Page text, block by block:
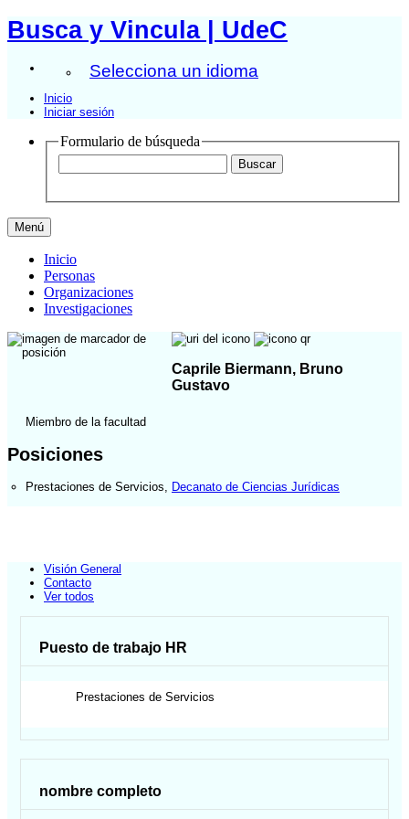
Busca y Vincula | UdeC
Selecciona un idioma
Inicio
Iniciar sesión
Formulario de búsqueda
Menú
Inicio
Personas
Organizaciones
Investigaciones
Caprile Biermann, Bruno
Gustavo
Miembro de la facultad
Posiciones
Prestaciones de Servicios Decanato de Ciencias Jurídicas
Visión General
Contacto
Ver todos
Puesto de trabajo HR
Prestaciones de Servicios
nombre completo